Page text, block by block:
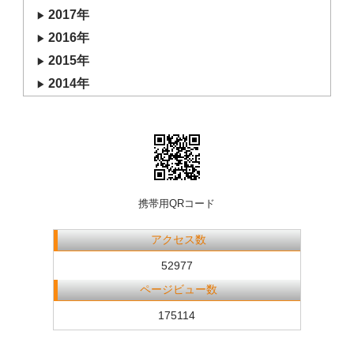
2017年
2016年
2015年
2014年
携帯用QRコード
アクセス数
52977
ページビュー数
175114